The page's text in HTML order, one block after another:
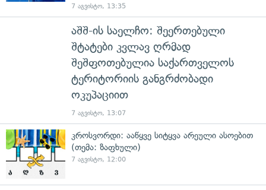
7 აგვისტო, 13:35
აშშ-ის საელჩო: შეერთებული
შტატები კვლავ ღრმად
შეშფოთებულია საქართველოს
ტერიტორიის განგრძობადი
ოკუპაციით
7 აგვისტო, 13:07
კროსვორდი: ააწყვე სიტყვა არეული ასოებით
(თემა: ზაფხული)
7 აგვისტო, 12:00